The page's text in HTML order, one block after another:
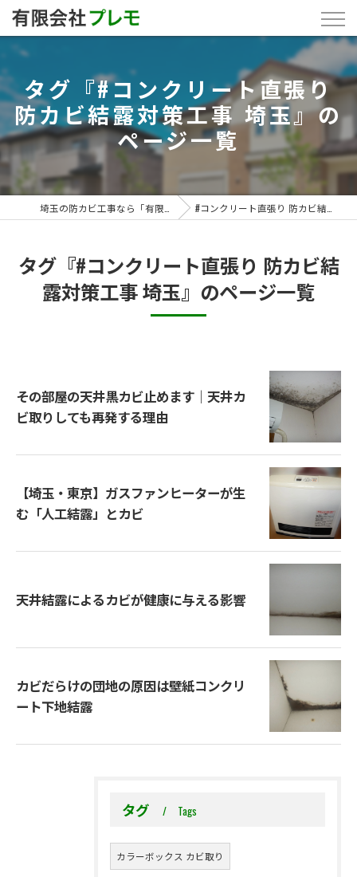
タグ『#コンクリート直張り
防カビ結露対策工事 埼玉』の
ページ一覧
#コンクリート直張り 防カビ結露対策工事 埼玉
タグ『#コンクリート直張り 防カビ結
露対策工事 埼玉』のページ一覧
その部屋の天井黒カビ止めます｜天井カ
ビ取りしても再発する理由
【埼玉・東京】ガスファンヒーターが生
む「人工結露」とカビ
天井結露によるカビが健康に与える影響
カビだらけの団地の原因は壁紙コンクリ
ート下地結露
タグ Tags
カラーボックス カビ取り